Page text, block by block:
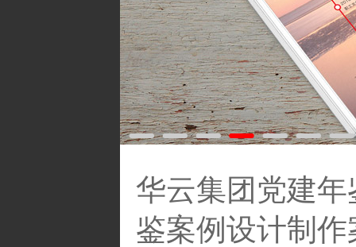
华云集团党建
鉴案例设计制